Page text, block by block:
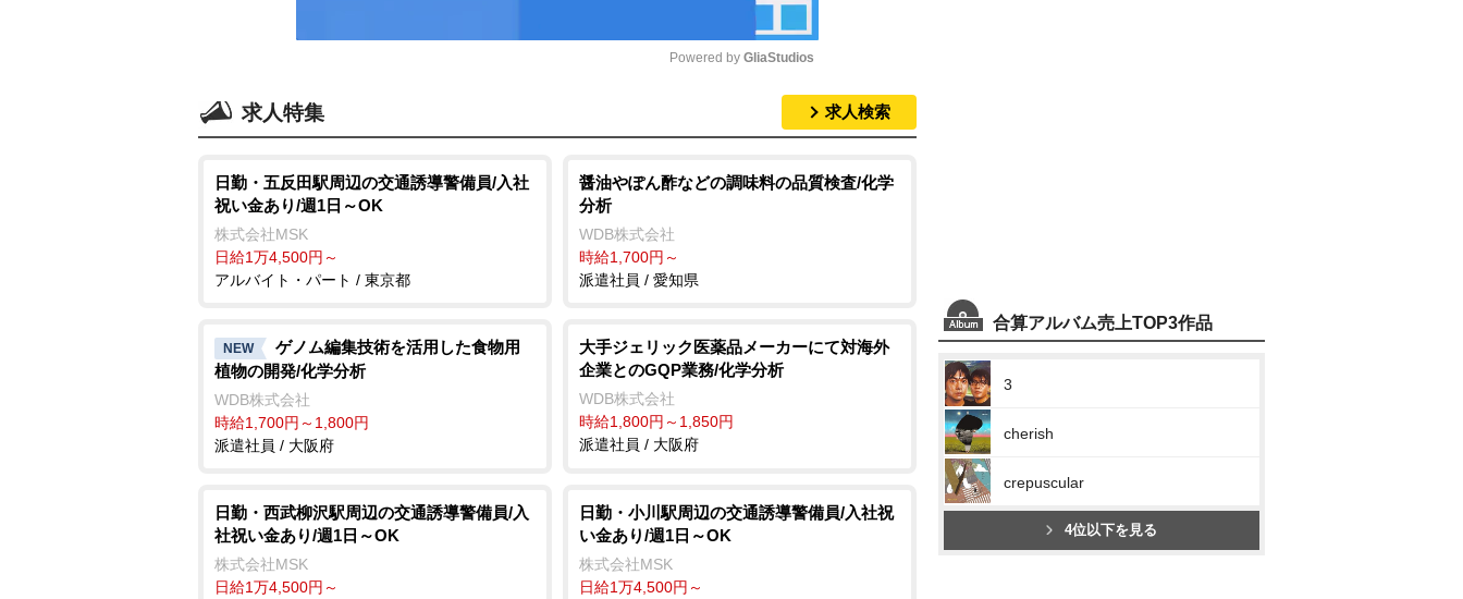
t
Powered by GliaStudios
求人特集 求人検索
日勤・五反田駅周辺の交通誘導警備員/入社
祝い金あり/週1日～OK
株式会社MSK
日給1万4,500円～
アルバイト・パート / 東京都
醤油やぽん酢などの調味料の品質検査/化学
分析
WDB株式会社
時給1,700円～
派遣社員 / 愛知県
NEW
ゲノム編集技術を活用した食物用
植物の開発/化学分析
WDB株式会社
時給1,700円～1,800円
派遣社員 / 大阪府
大手ジェリック医薬品メーカーにて対海外
企業とのGQP業務/化学分析
WDB株式会社
時給1,800円～1,850円
派遣社員 / 大阪府
日勤・西武柳沢駅周辺の交通誘導警備員/入
社祝い金あり/週1日～OK
株式会社MSK
日給1万4,500円～
日勤・小川駅周辺の交通誘導警備員/入社祝
い金あり/週1日～OK
株式会社MSK
日給1万4,500円～
合算アルバム売上TOP3作品
3
cherish
crepuscular
4位以下を見る